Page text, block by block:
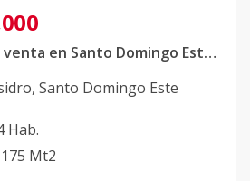
Apartamentos en venta en Santo Domingo Este cerca de Coral Mall
, Santo Domingo Este
Hab.
175 Mt2